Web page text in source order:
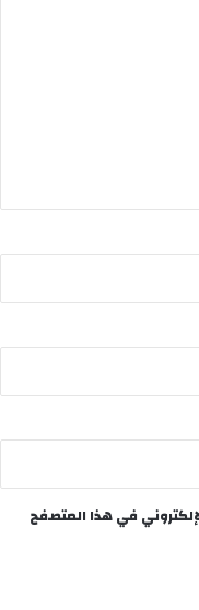
في هذا المتصفح